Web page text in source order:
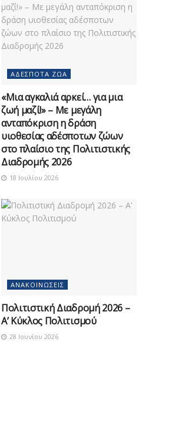
ΑΔΈΣΠΟΤΑ ΖΏΑ
«Μια αγκαλιά αρκεί… για μια
ζωή μαζί!» – Με μεγάλη
ανταπόκριση η δράση
υιοθεσίας αδέσποτων ζώων
στο πλαίσιο της Πολιτιστικής
Διαδρομής 2026
18 Ιουλίου 2026
ΑΝΑΚΟΙΝΏΣΕΙΣ
Πολιτιστική Διαδρομή 2026 –
Α’ Κύκλος Πολιτισμού
28 Ιουνίου 2026